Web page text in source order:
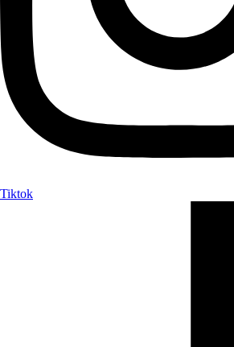
Tiktok